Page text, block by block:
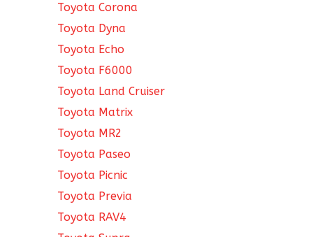
Toyota Corona
Toyota Dyna
Toyota Echo
Toyota F6000
Toyota Land Cruiser
Toyota Matrix
Toyota MR2
Toyota Paseo
Toyota Picnic
Toyota Previa
Toyota RAV4